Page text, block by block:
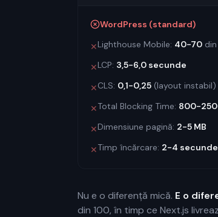
WordPress (standard)
✕Lighthouse Mobile: 40-70
✕LCP: 3,5-6,0 secunde
✕CLS: 0,1-0,25 (layout instabil)
✕Total Blocking Time: 800-
✕Dimensiune pagină: 2-5 MB
✕Timp încărcare: 2-4 secunde
Nu e o diferență mică. E o
din 100, în timp ce Next.js